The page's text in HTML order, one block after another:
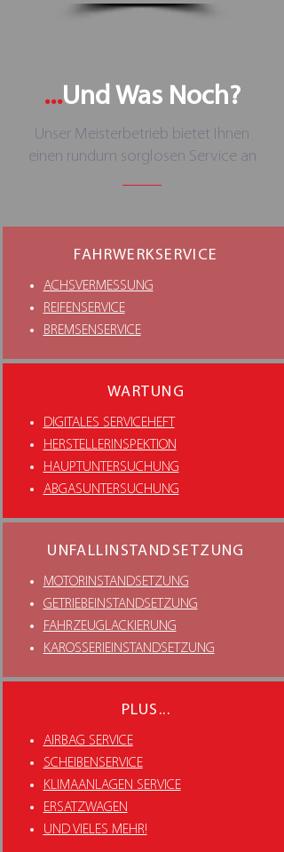
...Und Was Noch?
Unser Meisterbetrieb bietet Ihnen
einen rundum sorglosen Service an
FAHRWERKSERVICE
ACHSVERMESSUNG
REIFENSERVICE
BREMSENSERVICE
WARTUNG
DIGITALES SERVICEHEFT
HERSTELLERINSPEKTION
HAUPTUNTERSUCHUNG
ABGASUNTERSUCHUNG
UNFALLINSTANDSETZUNG
MOTORINSTANDSETZUNG
GETRIEBEINSTANDSETZUNG
FAHRZEUGLACKIERUNG
KAROSSERIEINSTANDSETZUNG
PLUS...
AIRBAG SERVICE
SCHEIBENSERVICE
KLIMAANLAGEN SERVICE
ERSATZWAGEN
UND VIELES MEHR!